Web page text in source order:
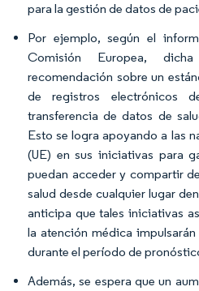
para la gestión de datos de
Por ejemplo, según el
Comisión Europea,
recomendación sobre un
de registros electrónicos
transferencia de datos de
Esto se logra apoyando a las
(UE) en sus iniciativas para
puedan acceder y compartir
salud desde cualquier lugar
anticipa que tales iniciativas
la atención médica
durante el período de
Además, se espera que un